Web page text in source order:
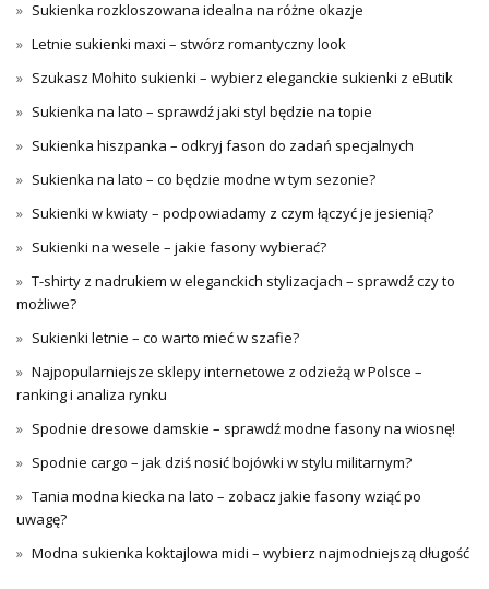
Sukienka rozkloszowana idealna na różne okazje
Letnie sukienki maxi – stwórz romantyczny look
Szukasz Mohito sukienki – wybierz eleganckie sukienki z eButik
Sukienka na lato – sprawdź jaki styl będzie na topie
Sukienka hiszpanka – odkryj fason do zadań specjalnych
Sukienka na lato – co będzie modne w tym sezonie?
Sukienki w kwiaty – podpowiadamy z czym łączyć je jesienią?
Sukienki na wesele – jakie fasony wybierać?
T-shirty z nadrukiem w eleganckich stylizacjach – sprawdź czy to
możliwe?
Sukienki letnie – co warto mieć w szafie?
Najpopularniejsze sklepy internetowe z odzieżą w Polsce –
ranking i analiza rynku
Spodnie dresowe damskie – sprawdź modne fasony na wiosnę!
Spodnie cargo – jak dziś nosić bojówki w stylu militarnym?
Tania modna kiecka na lato – zobacz jakie fasony wziąć po
uwagę?
Modna sukienka koktajlowa midi – wybierz najmodniejszą długość